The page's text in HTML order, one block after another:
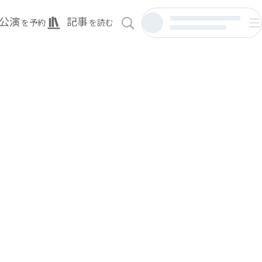
公演 を予約 記事 を読む